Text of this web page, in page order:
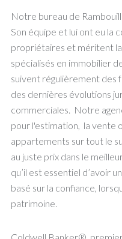
Notre bureau de
Son équipe et lui ont eu la
propriétaires et méritent
spécialisés en immobilier
suivent régulièrement des
des dernières évolutions
commerciales. Notre
pour l'estimation, la vente
appartements sur tout le
au juste prix dans le
qu’il est essentiel d’avoir
basé sur la confiance,
patrimoine.